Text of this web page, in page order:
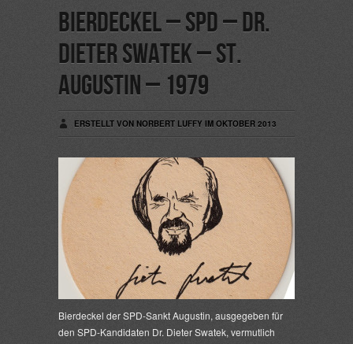
Bierdeckel – SPD – Dr.
Dieter Swatek – St.
Augustin – 1979
ERSTELLT VON NORBERT LUFFY IM OKTOBER 2013
Bierdeckel der SPD-Sankt Augustin, ausgegeben für
den SPD-Kandidaten Dr. Dieter Swatek, vermutlich